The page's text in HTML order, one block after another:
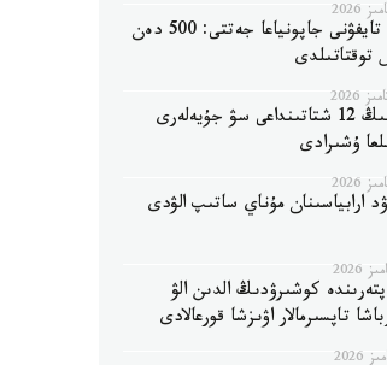
«دەلفين» تايفۋنى جاپونياعا جەتتى: 500 دەن
توقتاتىلدى
ا ق ش- تىڭ 12 شتاتىنداعى سۋ جۇيەلەرى
ۇشىرادى
مۇناي ساتىپ الۋدى
كوشىرۋدىڭ الدىن الۋ
تاپسىرمالار اۋىزشا قورعالادى